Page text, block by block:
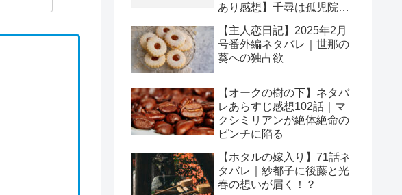
あり感想】千尋は孤児院と
る！？
【主人恋日記】2025年2月
号番外編ネタバレ｜世那の
葵への独占欲
【オークの樹の下】ネタバ
レあらすじ感想102話｜マ
クシミリアンが絶体絶命の
ピンチに陥る
【ホタルの嫁入り】71話ネ
タバレ｜紗都子に後藤と光
春の想いが届く！？